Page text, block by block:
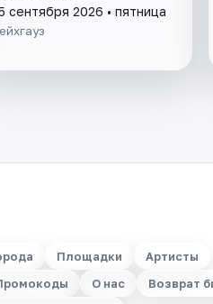
сентября 2026 • пятница
Площадки
Артисты
О нас
Возврат